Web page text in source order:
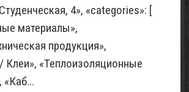
4», «categories»: [
материалы»,
продукция»,
Клеи», «Теплоизоляционные
«Каб...